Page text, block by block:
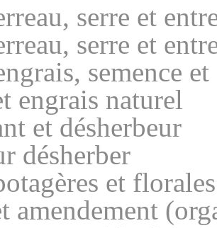
serre et
serre et
semence
engrais naturel
et désherbeur
désherber
et florales
amendement